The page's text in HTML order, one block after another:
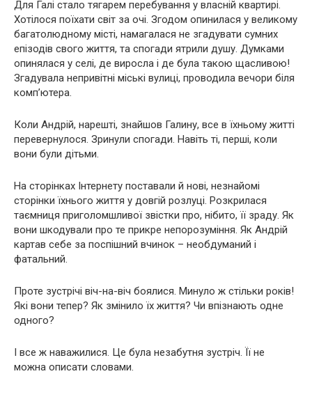
Для Галі стало тягарем перебування у власній квартирі.
Хотілося поїхати світ за очі. Згодом опинилася у великому
багатолюдному місті, намагалася не згадувати сумних
епізодів свого життя, та спогади ятрили дyшу. Думками
опинялася у селі, де виросла і де була такою щасливою!
Згадувала непривітні міські вулиці, проводила вечори біля
комп’ютера.
Коли Андрій, нарешті, знайшов Галину, все в їхньому житті
перевернулося. Зринули спогади. Навіть ті, перші, коли
вони були дітьми.
На сторінках Інтернету поставали й нові, незнайомі
сторінки їхнього життя у довгій розлуці. Розкрилася
таємниця приголомшливої звістки про, нібито, її зраду. Як
вони шкодували про те прикре непорозуміння. Як Андрій
картав себе за поспішний вчинок – необдуманий і
фaтaльний.
Проте зустрічі віч-на-віч боялися. Минуло ж стільки років!
Які вони тепер? Як змінило їх життя? Чи впізнають одне
одного?
І все ж наважилися. Це була незабутня зустріч. Її не
можна описати словами.